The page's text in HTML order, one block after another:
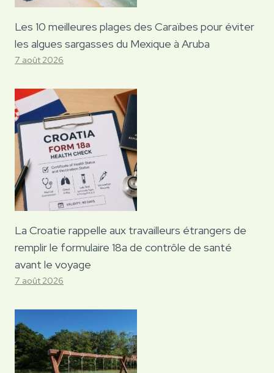
Les 10 meilleures plages des Caraïbes pour éviter
les algues sargasses du Mexique à Aruba
7 août 2026
La Croatie rappelle aux travailleurs étrangers de
remplir le formulaire 18a de contrôle de santé
avant le voyage
7 août 2026